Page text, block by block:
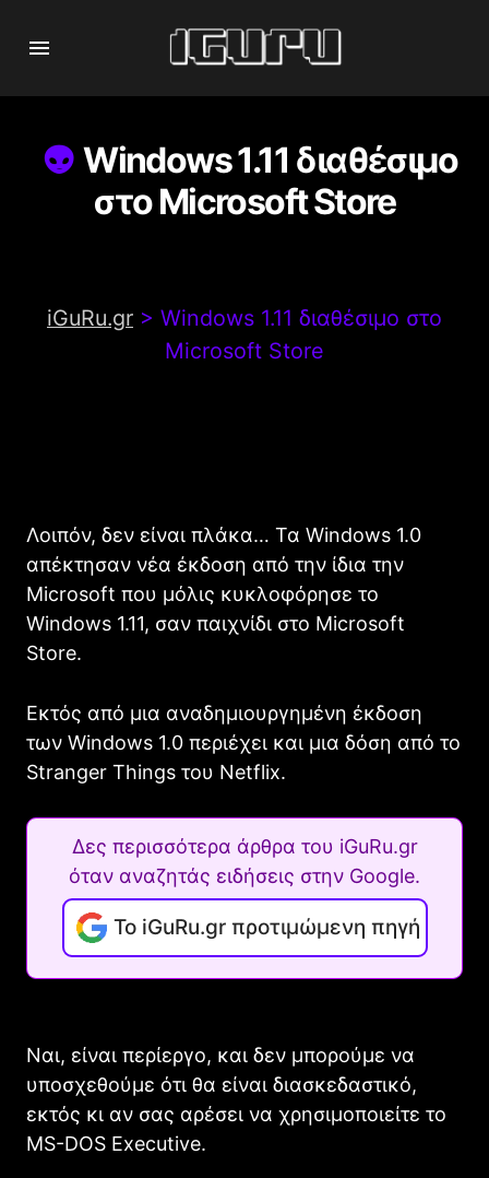
Windows 1.11 ‪διαθέσιμο
στο Microsoft Store
iGuRu.gr > Windows 1.11 ‪διαθέσιμο στο
Microsoft Store
Λοιπόν, δεν είναι πλάκα… Τα Windows 1.0
απέκτησαν νέα έκδοση από την ίδια την
Microsoft που μόλις κυκλοφόρησε το
Windows 1.11, σαν παιχνίδι στο Microsoft
Store.
Εκτός από μια αναδημιουργημένη έκδοση
των Windows 1.0 περιέχει και μια δόση από το
Stranger Things του Netflix.
Δες περισσότερα άρθρα του iGuRu.gr
όταν αναζητάς ειδήσεις στην Google.
Το iGuRu.gr προτιμώμενη πηγή
Ναι, είναι περίεργο, και δεν μπορούμε να
υποσχεθούμε ότι θα είναι διασκεδαστικό,
εκτός κι αν σας αρέσει να χρησιμοποιείτε το
MS-DOS Executive.